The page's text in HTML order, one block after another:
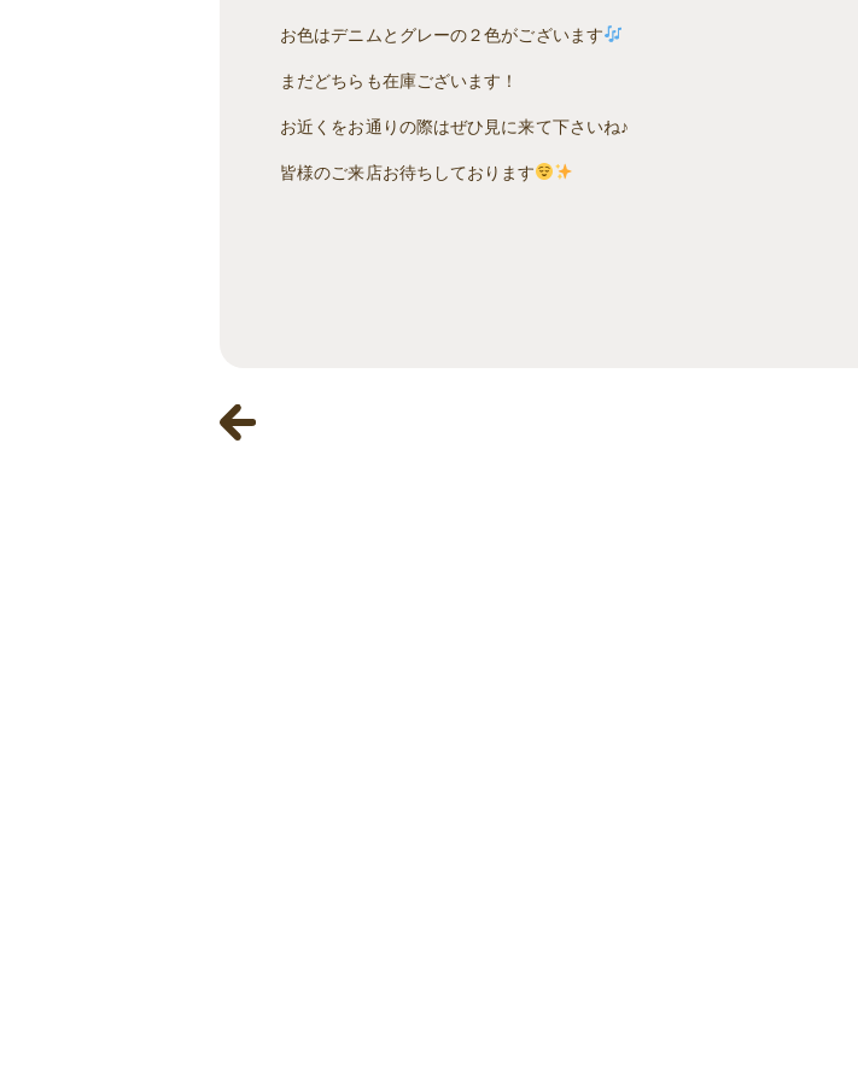
お色はデニムとグレーの２色がございます
まだどちらも在庫ございます！
お近くをお通りの際はぜひ見に来て下さいね♪
皆様のご来店お待ちしております